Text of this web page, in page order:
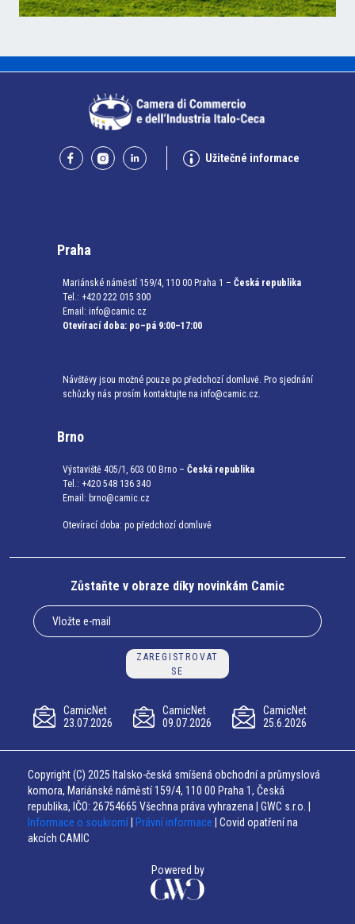
Užitečné informace
Praha
Mariánské náměstí 159/4, 110 00 Praha 1 – Česká republika
Tel.: +420 222 015 300
Email: info@camic.cz
Otevírací doba: po–pá 9:00–17:00
Návštěvy jsou možné pouze po předchozí domluvě. Pro sjednání
schůzky nás prosím kontaktujte na info@camic.cz.
Brno
Výstaviště 405/1, 603 00 Brno – Česká republika
Tel.: +420 548 136 340
Email: brno@camic.cz
Otevírací doba: po předchozí domluvě
Zůstaňte v obraze díky novinkám Camic
ZAREGISTROVAT
SE
CamicNet
23.07.2026
CamicNet
09.07.2026
CamicNet
25.6.2026
Copyright (C) 2025 Italsko-česká smíšená obchodní a průmyslová
komora, Mariánské náměstí 159/4, 110 00 Praha 1, Česká
republika, IČO: 26754665 Všechna práva vyhrazena | GWC s.r.o. |
Informace o soukromí
Právní informace | Covid opatření na
akcích CAMIC
Powered by